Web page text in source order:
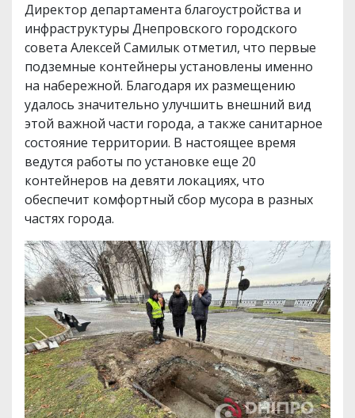
Директор департамента благоустройства и
инфраструктуры Днепровского городского
совета Алексей Самилык отметил, что первые
подземные контейнеры установлены именно
на набережной. Благодаря их размещению
удалось значительно улучшить внешний вид
этой важной части города, а также санитарное
состояние территории. В настоящее время
ведутся работы по установке еще 20
контейнеров на девяти локациях, что
обеспечит комфортный сбор мусора в разных
частях города.